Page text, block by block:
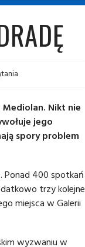
Nikt nie
jego
spory problem
Ponad 400 spotkań
trzy kolejne
miejsca w Galerii
wyzwaniu w